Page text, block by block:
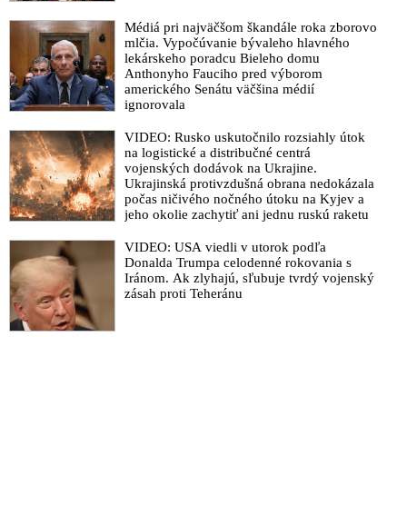
Médiá pri najväčšom škandále roka zborovo
mlčia. Vypočúvanie bývaleho hlavného
lekárskeho poradcu Bieleho domu
Anthonyho Fauciho pred výborom
amerického Senátu väčšina médií
ignorovala
VIDEO: Rusko uskutočnilo rozsiahly útok
na logistické a distribučné centrá
vojenských dodávok na Ukrajine.
Ukrajinská protivzdušná obrana nedokázala
počas ničivého nočného útoku na Kyjev a
jeho okolie zachytiť ani jednu ruskú raketu
VIDEO: USA viedli v utorok podľa
Donalda Trumpa celodenné rokovania s
Iránom. Ak zlyhajú, sľubuje tvrdý vojenský
zásah proti Teheránu